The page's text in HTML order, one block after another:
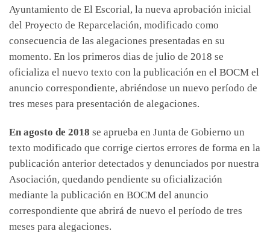
Ayuntamiento de El Escorial, la nueva aprobación inicial
del Proyecto de Reparcelación, modificado como
consecuencia de las alegaciones presentadas en su
momento. En los primeros dias de julio de 2018 se
oficializa el nuevo texto con la publicación en el BOCM el
anuncio correspondiente, abriéndose un nuevo período de
tres meses para presentación de alegaciones.
En agosto de 2018 se aprueba en Junta de Gobierno un
texto modificado que corrige ciertos errores de forma en la
publicación anterior detectados y denunciados por nuestra
Asociación, quedando pendiente su oficialización
mediante la publicación en BOCM del anuncio
correspondiente que abrirá de nuevo el período de tres
meses para alegaciones.